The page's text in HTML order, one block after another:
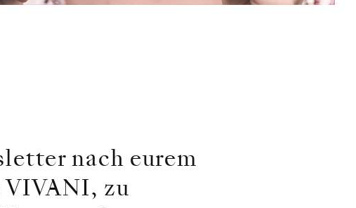
nach eurem
VIVANI, zu